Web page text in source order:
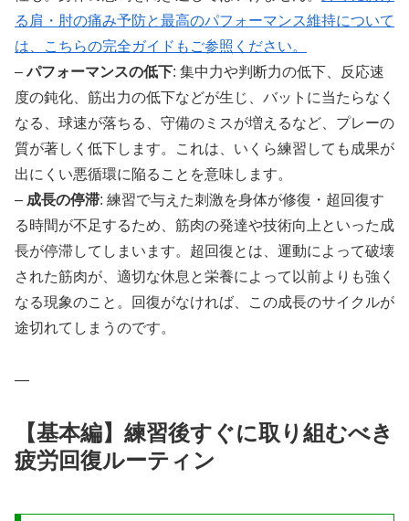
る肩・肘の痛み予防と最高のパフォーマンス維持について
は、こちらの完全ガイドもご参照ください。
–パフォーマンスの低下: 集中力や判断力の低下、反応速
度の鈍化、筋出力の低下などが生じ、バットに当たらなく
なる、球速が落ちる、守備のミスが増えるなど、プレーの
質が著しく低下します。これは、いくら練習しても成果が
出にくい悪循環に陥ることを意味します。
– 成長の停滞: 練習で与えた刺激を身体が修復・超回復す
る時間が不足するため、筋肉の発達や技術向上といった成
長が停滞してしまいます。超回復とは、運動によって破壊
された筋肉が、適切な休息と栄養によって以前よりも強く
なる現象のこと。回復がなければ、この成長のサイクルが
途切れてしまうのです。
—
【基本編】練習後すぐに取り組むべき
疲労回復ルーティン